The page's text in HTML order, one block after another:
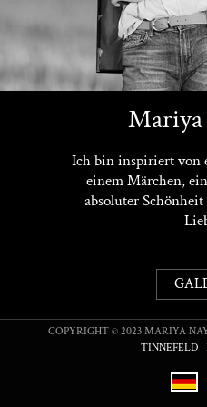
Ich bin inspiriert von
einem Märchen,
absoluter
Mariya
COPYRIGHT © 2023 MARIYA
TINNEFELD